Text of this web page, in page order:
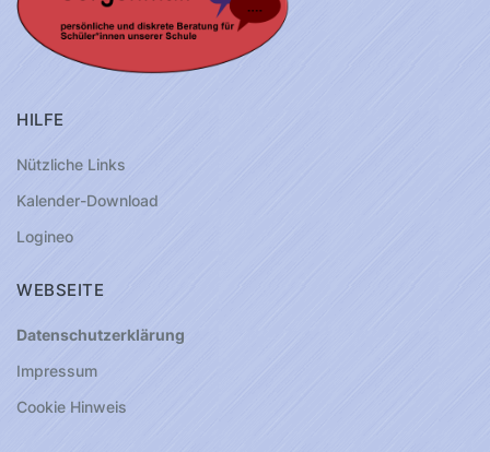
HILFE
Nützliche Links
Kalender-Download
Logineo
WEBSEITE
Datenschutzerklärung
Impressum
Cookie Hinweis